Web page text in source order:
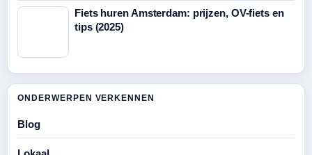
Fiets huren Amsterdam: prijzen, OV-fiets en
tips (2025)
ONDERWERPEN VERKENNEN
Blog